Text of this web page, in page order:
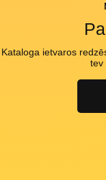
Kataloga ietvaros
tev